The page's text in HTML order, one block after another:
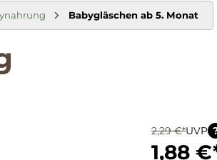
Babygläschen ab 5. Monat
2,29 €*UVP
1,88